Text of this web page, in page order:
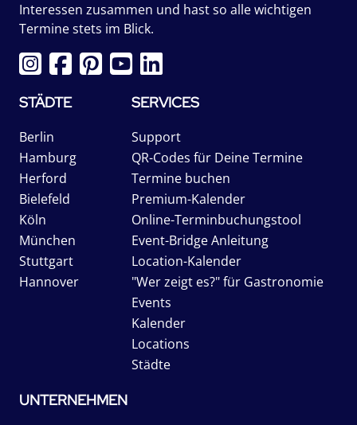
Interessen zusammen und hast so alle wichtigen
Termine stets im Blick.
STÄDTE
Berlin
Hamburg
Herford
Bielefeld
Köln
München
Stuttgart
Hannover
SERVICES
Support
QR-Codes für Deine Termine
Termine buchen
Premium-Kalender
Online-Terminbuchungstool
Event-Bridge Anleitung
Location-Kalender
"Wer zeigt es?" für Gastronomie
Events
Kalender
Locations
Städte
UNTERNEHMEN